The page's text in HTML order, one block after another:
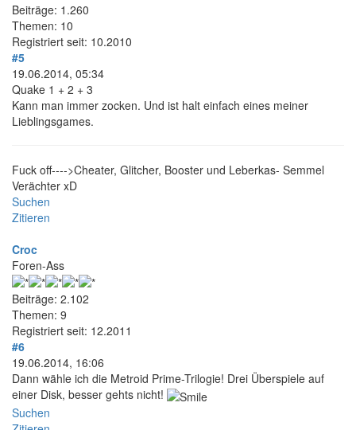
Beiträge: 1.260
Themen: 10
Registriert seit: 10.2010
#5
19.06.2014, 05:34
Quake 1 + 2 + 3
Kann man immer zocken. Und ist halt einfach eines meiner
Lieblingsgames.
Fuck off---->Cheater, Glitcher, Booster und Leberkas- Semmel
Verächter xD
Suchen
Zitieren
Croc
Foren-Ass
Beiträge: 2.102
Themen: 9
Registriert seit: 12.2011
#6
19.06.2014, 16:06
Dann wähle ich die Metroid Prime-Trilogie! Drei Überspiele auf
einer Disk, besser gehts nicht!
Suchen